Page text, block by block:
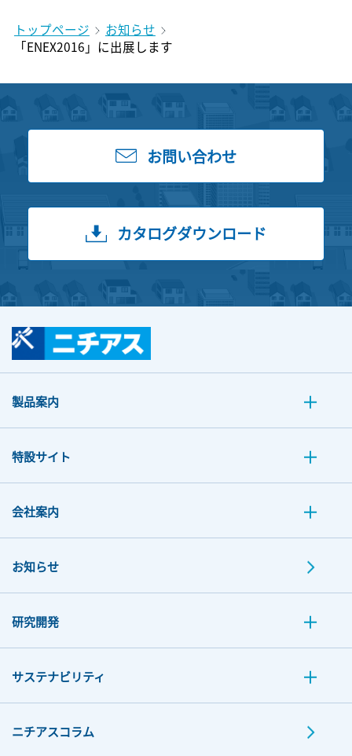
トップページ
お知らせ
「ENEX2016」に出展します
お問い合わせ
カタログダウンロード
製品案内
特設サイト
会社案内
お知らせ
研究開発
サステナビリティ
ニチアスコラム